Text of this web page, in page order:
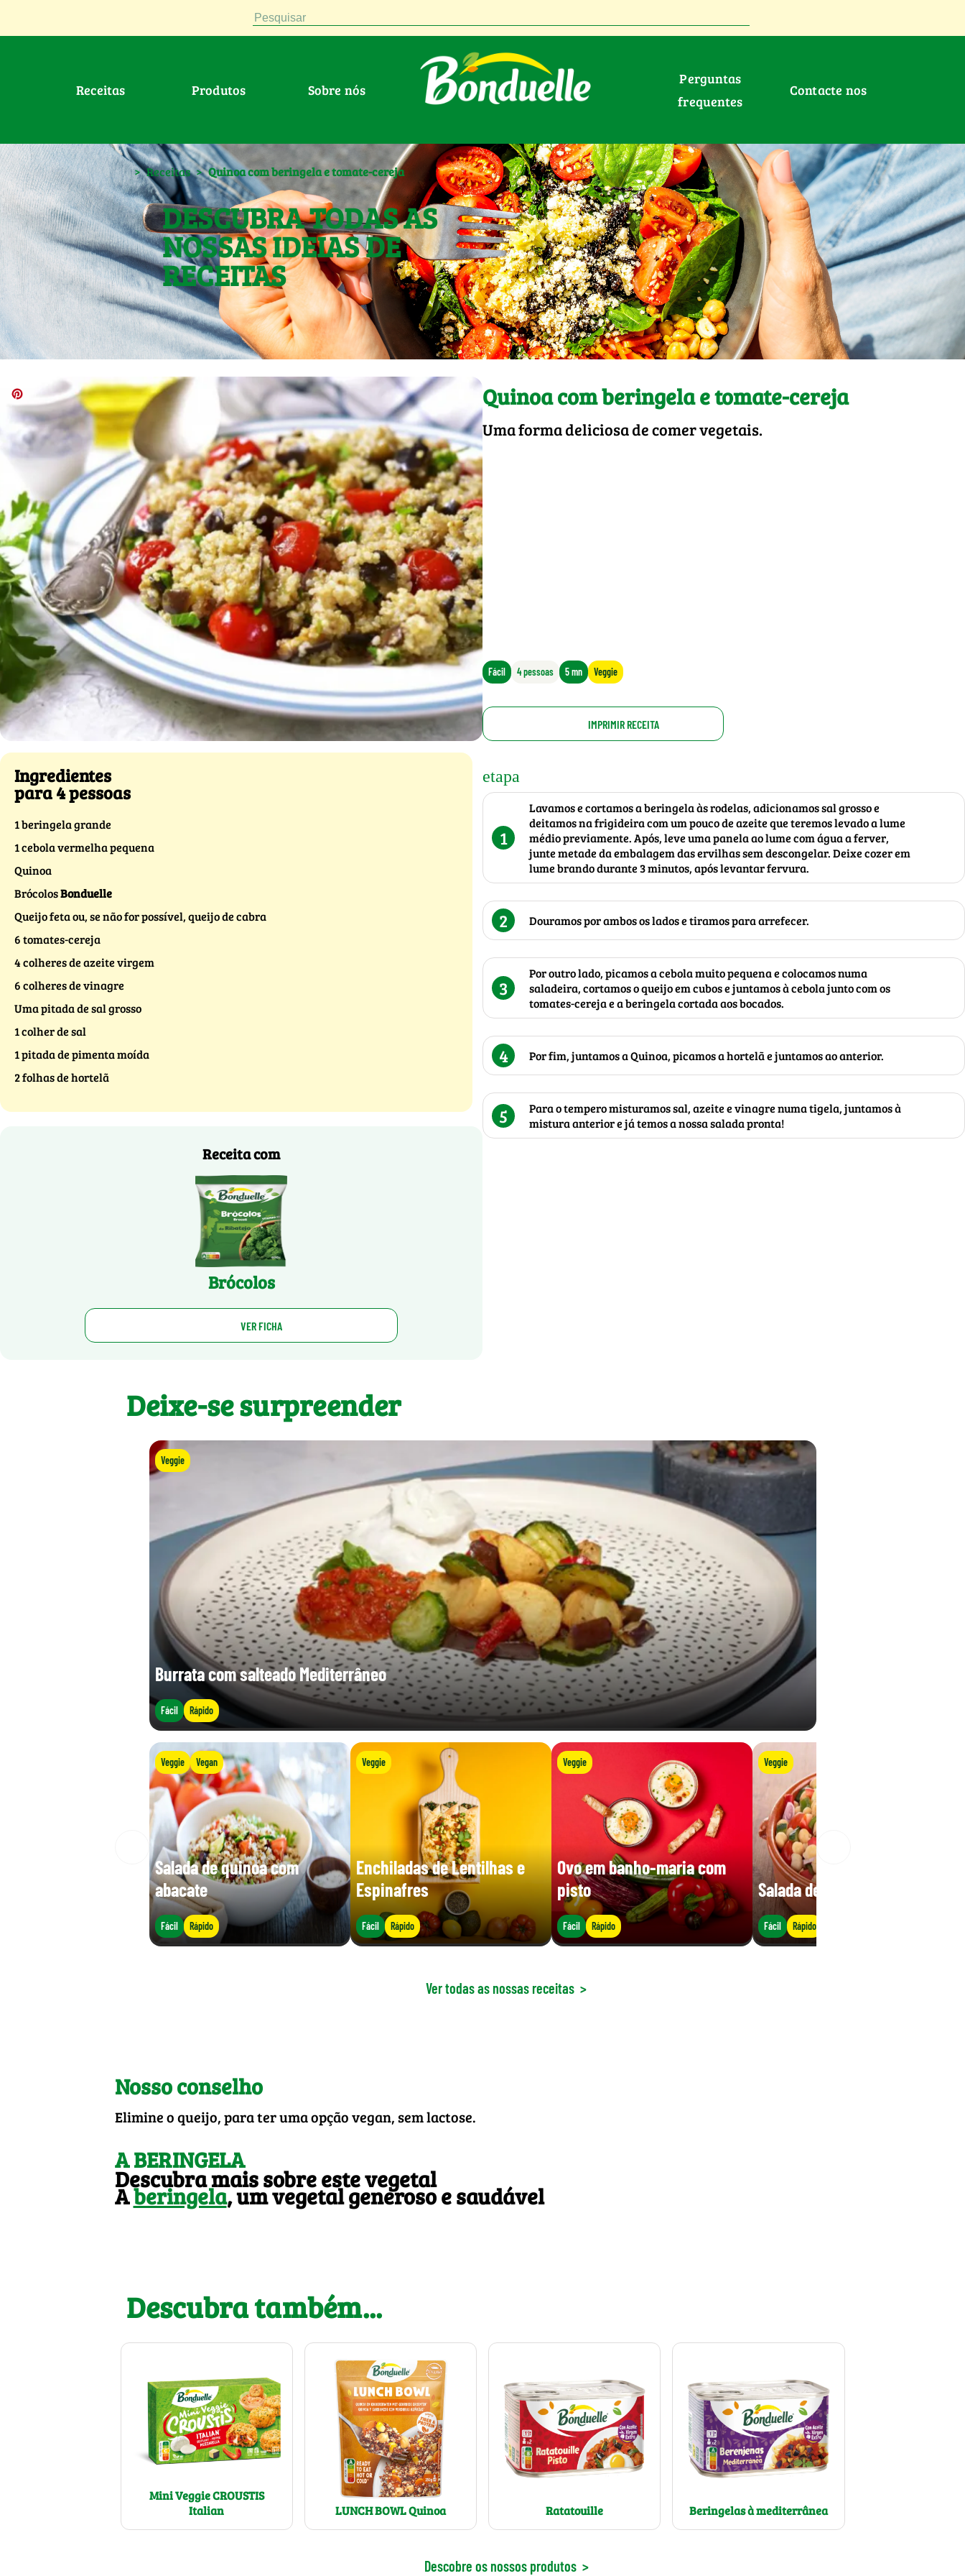
Pesquisar
Receitas produtos Sobre nós
Perguntas
frequentes
Contacte nos
> Receitas > Quinoa com beringela e tomate-cereja
DESCUBRA TODAS AS
NOSSAS IDEIAS DE
RECEITAS
Quinoa com beringela e tomate-cereja
Uma forma deliciosa de comer vegetais.
Fácil 4 pessoas 5 mn Veggie
IMPRIMIR RECEITA
Ingredientes
para 4 pessoas
1 beringela grande
1 cebola vermelha pequena
Quinoa
BrócolosBonduelle
Queijo feta ou, se não for possível, queijo de cabra
6 tomates-cereja
4 colheres de azeite virgem
6 colheres de vinagre
Uma pitada de sal grosso
1 colher de sal
1 pitada de pimenta moída
2 folhas de hortelã
Receita com
Brócolos
VER FICHA
etapa
1
Lavamos e cortamos a beringela às rodelas, adicionamos sal grosso e
deitamos na frigideira com um pouco de azeite que teremos levado a lume
médio previamente. Após, leve uma panela ao lume com água a ferver,
junte metade da embalagem das ervilhas sem descongelar. Deixe cozer em
lume brando durante 3 minutos, após levantar fervura.
2 Douramos por ambos os lados e tiramos para arrefecer.
3
Por outro lado, picamos a cebola muito pequena e colocamos numa
saladeira, cortamos o queijo em cubos e juntamos à cebola junto com os
tomates-cereja e a beringela cortada aos bocados.
4 Por fim, juntamos a Quinoa, picamos a hortelã e juntamos ao anterior.
5
Para o tempero misturamos sal, azeite e vinagre numa tigela, juntamos à
mistura anterior e já temos a nossa salada pronta!
Deixe-se surpreender
Veggie
Burrata com salteado Mediterrâneo
Fácil Rápido
Veggie Vegan
Salada de quinoa com
abacate
Fácil Rápido
Veggie
Enchiladas de Lentilhas e
Espinafres
Fácil Rápido
Veggie
Ovo em banho-maria com
pisto
Fácil Rápido
Veggie
Salada de leguminosas
Fácil Rápido
Ver todas as nossas receitas >
Nosso conselho
Elimine o queijo, para ter uma opção vegan, sem lactose.
A BERINGELA
Descubra mais sobre este vegetal
Aberingela, um vegetal generoso e saudável
Descubra também...
Mini Veggie CROUSTIS
Italian
LUNCH BOWL Quinoa Ratatouille Beringelas à mediterrânea
Descobre os nossos produtos >